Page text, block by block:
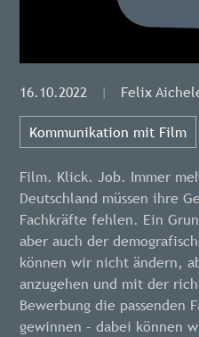
16.10.2022 | Felix
Kommunikation mit Film
Film. Klick. Job. Immer
Deutschland müssen ihre
Fachkräfte fehlen. Ein
aber auch der
können wir nicht ändern,
anzugehen und mit der
Bewerbung die passenden
gewinnen – dabei können